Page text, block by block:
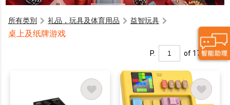
所有类別 礼品，玩具及体育用品 益智玩具
桌上及纸牌游戏
P. of 17